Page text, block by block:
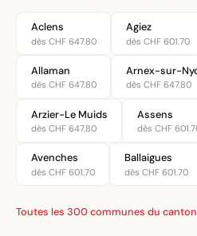
Aclens
dès CHF 647.80
Agiez
dès CHF 601.70
Allaman
dès CHF 647.80
Arnex-sur-
dès CHF 647.80
Arzier-Le Muids
dès CHF 647.80
Assens
dès CHF
Avenches
dès CHF 601.70
Ballaigues
dès CHF 601.70
Toutes les 300 communes du